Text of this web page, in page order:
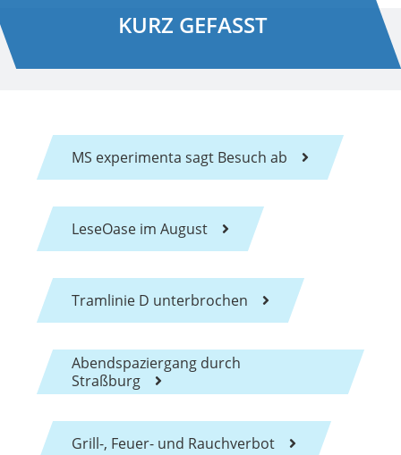
KURZ GEFASST
MS experimenta sagt Besuch ab
LeseOase im August
Tramlinie D unterbrochen
Abendspaziergang durch
Straßburg
Grill-, Feuer- und Rauchverbot